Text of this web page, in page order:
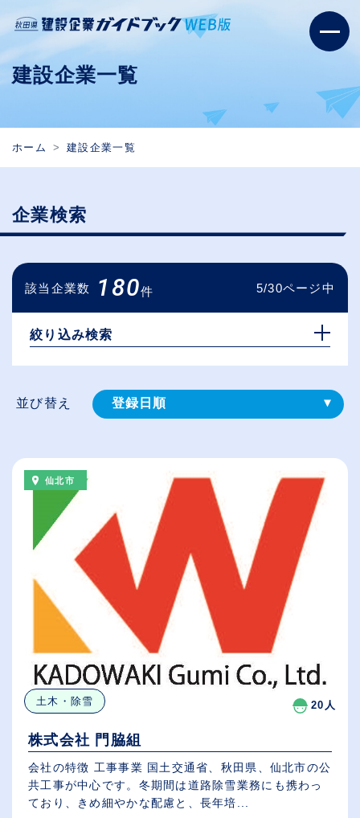
建設企業一覧
ホーム 建設企業一覧
企業検索
該当企業数 180件 5/30ページ中
絞り込み検索
並び替え 登録⽇順
（⾼卒の給与を基準）
従業員が多い順
休日数が多い順
仙北市
土木・除雪 20人
株式会社 門脇組
会社の特徴 工事事業 国土交通省、秋田県、仙北市の公
共工事が中心です。冬期間は道路除雪業務にも携わっ
ており、きめ細やかな配慮と、長年培...